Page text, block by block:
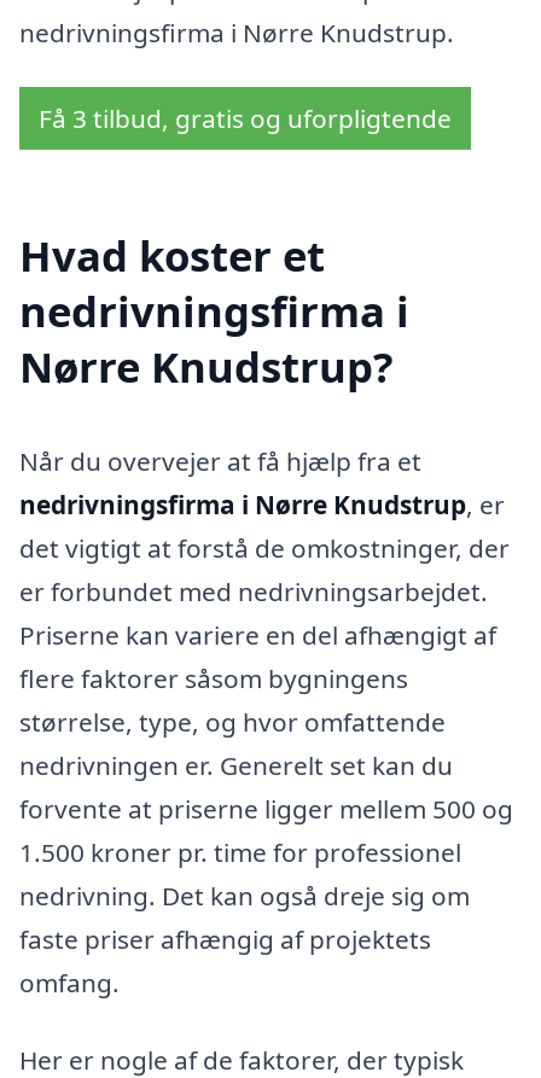
nedrivningsfirma i Nørre Knudstrup.
Få 3 tilbud, gratis og uforpligtende
Hvad koster et
nedrivningsfirma i
Nørre Knudstrup?
Når du overvejer at få hjælp fra et
nedrivningsfirma i Nørre Knudstrup, er
det vigtigt at forstå de omkostninger, der
er forbundet med nedrivningsarbejdet.
Priserne kan variere en del afhængigt af
flere faktorer såsom bygningens
størrelse, type, og hvor omfattende
nedrivningen er. Generelt set kan du
forvente at priserne ligger mellem 500 og
1.500 kroner pr. time for professionel
nedrivning. Det kan også dreje sig om
faste priser afhængig af projektets
omfang.
Her er nogle af de faktorer, der typisk